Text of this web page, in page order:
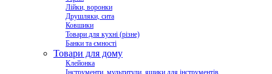
Лійки, воронки
Друшляки, сита
Ковшики
Товари для кухні (різне)
Банки та ємності
Товари для дому
Клейонка
Інструменти, мультитули, ящики для інструментів